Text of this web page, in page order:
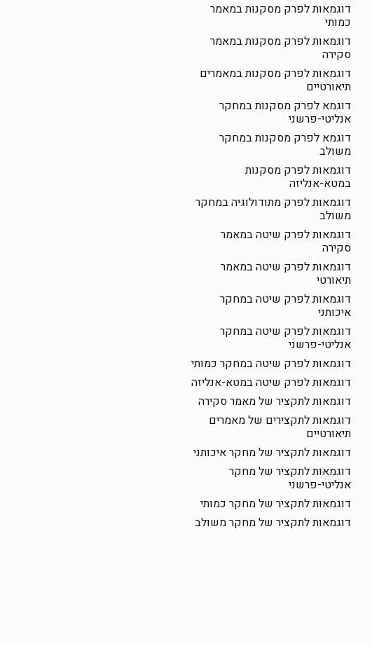
דוגמאות לפרק מסקנות במאמר
כמותי
דוגמאות לפרק מסקנות במאמר
סקירה
דוגמאות לפרק מסקנות במאמרים
תיאורטיים
דוגמא לפרק מסקנות במחקר
אנליטי-פרשני
דוגמא לפרק מסקנות במחקר
משולב
דוגמאות לפרק מסקנות
במטא-אנליזה
דוגמאות לפרק מתודולוגיה במחקר
משולב
דוגמאות לפרק שיטה במאמר
סקירה
דוגמאות לפרק שיטה במאמר
תיאורטי
דוגמאות לפרק שיטה במחקר
איכותני
דוגמאות לפרק שיטה במחקר
אנליטי-פרשני
דוגמאות לפרק שיטה במחקר כמותי
דוגמאות לפרק שיטה במטא-אנליזה
דוגמאות לתקציר של מאמר סקירה
דוגמאות לתקצירים של מאמרים
תיאורטיים
דוגמאות לתקציר של מחקר איכותני
דוגמאות לתקציר של מחקר
אנליטי-פרשני
דוגמאות לתקציר של מחקר כמותי
דוגמאות לתקציר של מחקר משולב